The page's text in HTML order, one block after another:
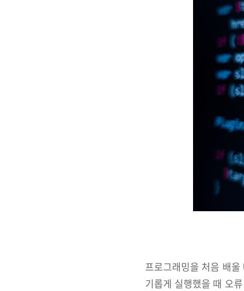
프로그래밍을 처음 배
기롭게 실행했을 때 오